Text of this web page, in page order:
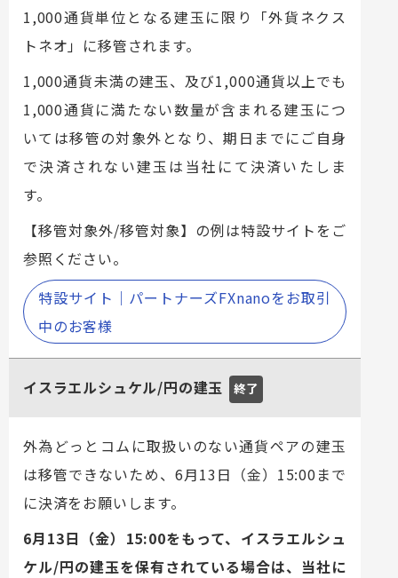
1,000通貨単位となる建玉に限り「外貨ネクス
トネオ」に移管されます。
1,000通貨未満の建玉、及び1,000通貨以上でも
1,000通貨に満たない数量が含まれる建玉につ
いては移管の対象外となり、期日までにご自身
で決済されない建玉は当社にて決済いたしま
す。
【移管対象外/移管対象】の例は特設サイトをご
参照ください。
特設サイト｜パートナーズFXnanoをお取引
中のお客様
イスラエルシュケル/円の建玉 終了
外為どっとコムに取扱いのない通貨ペアの建玉
は移管できないため、6月13日（金）15:00まで
に決済をお願いします。
6月13日（金）15:00をもって、イスラエルシュ
ケル/円の建玉を保有されている場合は、当社に